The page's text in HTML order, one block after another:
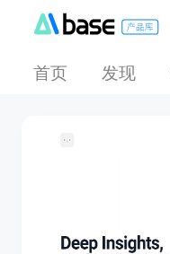
首页 发现